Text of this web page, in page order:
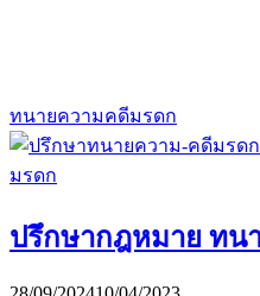
ทนายความคดีมรดก
ปรึกษากฎหมาย ทน